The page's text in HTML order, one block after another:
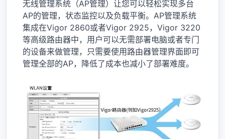
无线管理系统（AP管理）让您可以轻松实现多台
AP的管理，状态监控以及负载平衡。AP管理系统
集成在Vigor 2860或者Vigor 2925，Vigor 3220
等高级路由器中，用户可以无需部署电脑或者专门
的设备来做管理，只需要使用路由器管理界面即可
管理全部的AP，降低了成本也减小了部署难度。